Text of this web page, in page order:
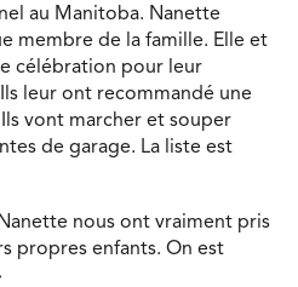
au Manitoba. Nanette
membre de la famille. Elle et
célébration pour leur
leur ont recommandé une
vont marcher et souper
de garage. La liste est
nous ont vraiment pris
propres enfants. On est